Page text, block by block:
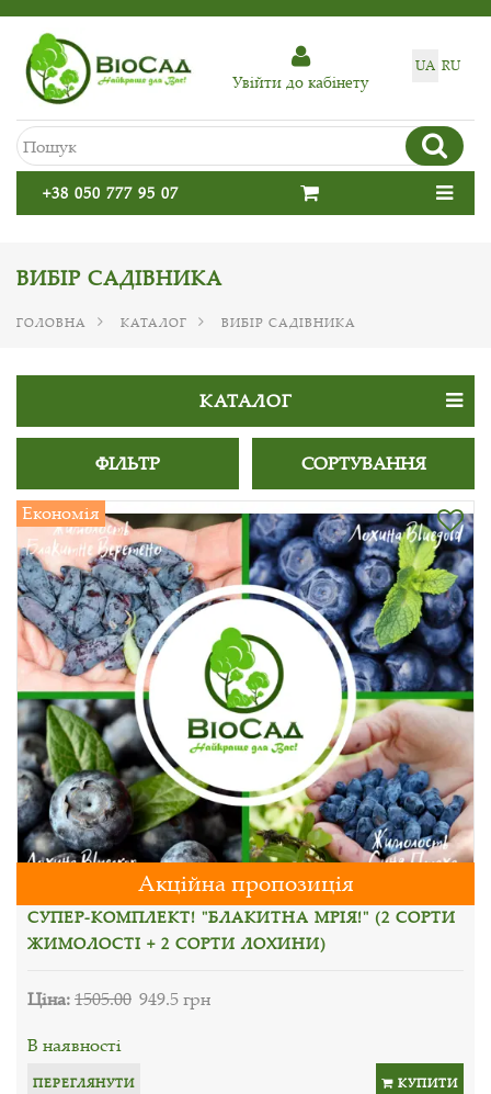
UA RU
Увiйти до кабiнету
+38 050 777 95 07
ВИБІР САДІВНИКА
ГОЛОВНА КАТАЛОГ ВИБІР САДІВНИКА
КАТАЛОГ
ФІЛЬТР СОРТУВАННЯ
Економія
Акційна пропозиція
СУПЕР-КОМПЛЕКТ! "БЛАКИТНА МРІЯ!" (2 СОРТИ
ЖИМОЛОСТІ + 2 СОРТИ ЛОХИНИ)
Ціна:1505.00 949.5 грн
В наявності
ПЕРЕГЛЯНУТИ КУПИТИ